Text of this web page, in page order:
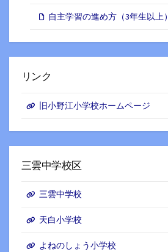
自主学習の進め方（3年生以上）
リンク
旧小野江小学校ホームページ
三雲中学校区
三雲中学校
天白小学校
よねのしょう小学校